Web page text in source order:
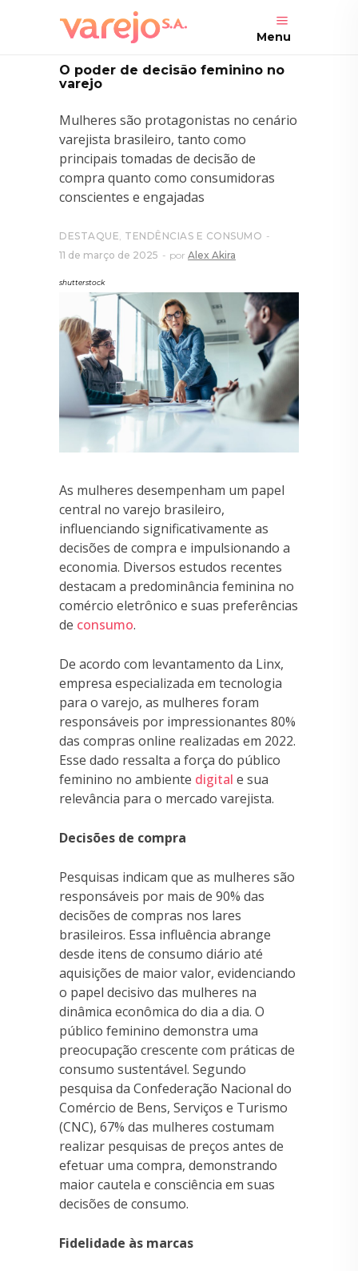
Menu
O poder de decisão feminino no
varejo
Mulheres são protagonistas no cenário
varejista brasileiro, tanto como
principais tomadas de decisão de
compra quanto como consumidoras
conscientes e engajadas
DESTAQUE, TENDÊNCIAS E CONSUMO
11 de março de 2025
por Alex Akira
shutterstock
As mulheres desempenham um papel
central no varejo brasileiro,
influenciando significativamente as
decisões de compra e impulsionando a
economia. Diversos estudos recentes
destacam a predominância feminina no
comércio eletrônico e suas preferências
de consumo.
De acordo com levantamento da Linx,
empresa especializada em tecnologia
para o varejo, as mulheres foram
responsáveis ​​por impressionantes 80%
das compras online realizadas em 2022.
Esse dado ressalta a força do público
feminino no ambiente digital e sua
relevância para o mercado varejista.
Decisões de compra
Pesquisas indicam que as mulheres são
responsáveis ​​por mais de 90% das
decisões de compras nos lares
brasileiros. Essa influência abrange
desde itens de consumo diário até
aquisições de maior valor, evidenciando
o papel decisivo das mulheres na
dinâmica econômica do dia a dia. O
público feminino demonstra uma
preocupação crescente com práticas de
consumo sustentável. Segundo
pesquisa da Confederação Nacional do
Comércio de Bens, Serviços e Turismo
(CNC), 67% das mulheres costumam
realizar pesquisas de preços antes de
efetuar uma compra, demonstrando
maior cautela e consciência em suas
decisões de consumo.
Fidelidade às marcas